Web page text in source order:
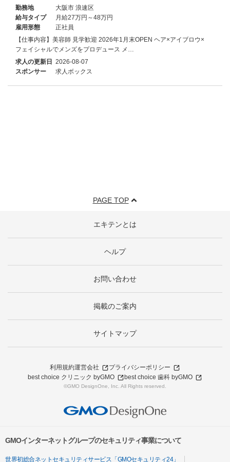
勤務地
大阪市 浪速区
給与タイプ
月給27万円～48万円
雇用形態
正社員
【仕事内容】美容師 見学歓迎 2026年1月末OPEN ヘア×アイブロウ×
フェイシャルでメンズをプロデュース メ…
求人の更新日 2026-08-07
スポンサー
求人ボックス
PAGE TOP
エキテンとは
ヘルプ
お問い合わせ
掲載のご案内
サイトマップ
利用規約運営会社
プライバシーポリシー
best choice クリニック byGMO
best choice 歯科 byGMO
©GMO DesignOne, Inc. All Rights reserved.
GMOインターネットグループのセキュリティ事業について
世界初総合ネットセキュリティサービス「GMOセキュリティ24」